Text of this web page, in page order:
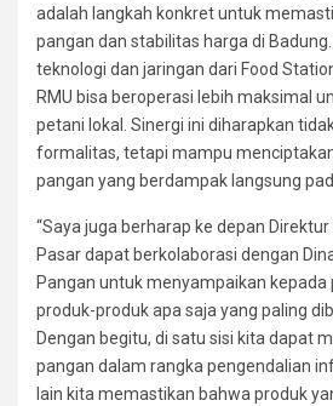
adalah langkah konkret untuk
pangan dan stabilitas harga di
teknologi dan jaringan dari Food
RMU bisa beroperasi lebih maksimal
petani lokal. Sinergi ini diharapkan
formalitas, tetapi mampu
pangan yang berdampak langsung
“Saya juga berharap ke depan
Pasar dapat berkolaborasi dengan
Pangan untuk menyampaikan
produk-produk apa saja yang paling
Dengan begitu, di satu sisi kita dapat
pangan dalam rangka pengendalian
lain kita memastikan bahwa produk